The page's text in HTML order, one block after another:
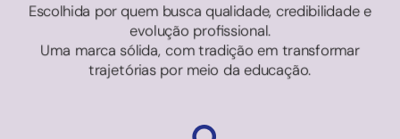
Escolhida por quem busca qualidade, credibilidade e
evolução profissional.
Uma marca sólida, com tradição em transformar
trajetórias por meio da educação.